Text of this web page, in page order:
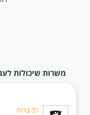
משרות שיכולות
רב בריח